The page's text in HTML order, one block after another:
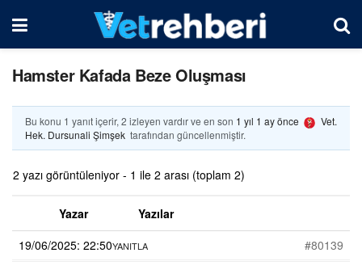
Hamster Kafada Beze Oluşması
Bu konu 1 yanıt içerir, 2 izleyen vardır ve en son 1 yıl 1 ay önce
Vet.
Hek. Dursunali Şimşek tarafından güncellenmiştir.
2 yazı görüntüleniyor - 1 ile 2 arası (toplam 2)
Yazar
Yazılar
19/06/2025: 22:50
#80139
YANITLA